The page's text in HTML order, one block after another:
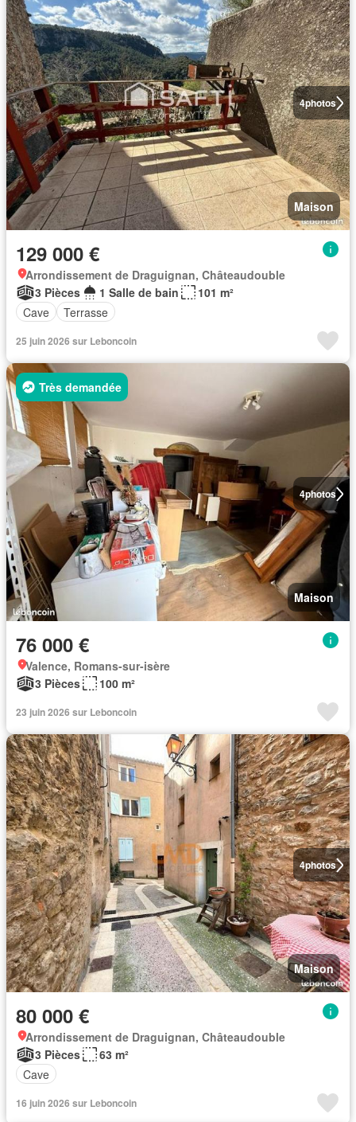
4photos
Maison
129 000 €
Arrondissement de Draguignan, Châteaudouble
3 Pièces
1 Salle de bain
101 m²
Cave
Terrasse
25 juin 2026 sur Leboncoin
4photos
Très demandée
Maison
76 000 €
Valence, Romans-sur-isère
3 Pièces
100 m²
23 juin 2026 sur Leboncoin
4photos
Maison
80 000 €
Arrondissement de Draguignan, Châteaudouble
3 Pièces
63 m²
Cave
16 juin 2026 sur Leboncoin